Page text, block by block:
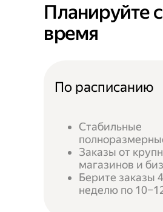
Планируйте
время
По расписанию
Стабильные
Заказы от
магазинов и
Берите заказы
неделю по